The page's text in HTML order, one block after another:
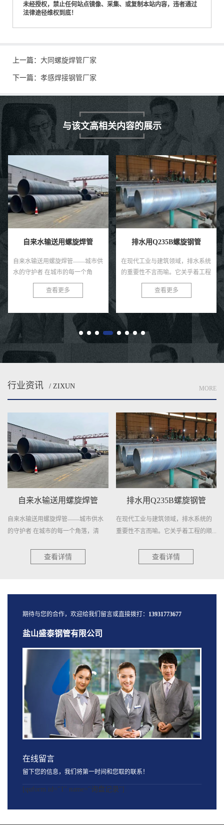
未经授权，禁止任何站点镜像、采集、或复制本站内容，违者通过
法律途径维权到底！
上一篇： 大同螺旋焊管厂家
下一篇： 孝感焊接钢管厂家
与该文高相关内容的展示
自来水输送用螺旋焊管
自来水输送用螺旋焊管——城市供
水的守护者 在城市的每一个角
落，清澈的自来水源源不断地流向
千家万户，这背后离不开一个默默
旋焊...
查看更多
排水用Q235B螺旋钢管
在现代工业与建筑领域，排水系统
的重要性不言而喻。它关乎着工程
的顺畅运行，也直接影响着环境的
质量与安全。在众多排水管材中，
势，...
查看更多
行业资讯 / ZIXUN MORE
自来水输送用螺旋焊管
自来水输送用螺旋焊管——城市供水
的守护者 在城市的每一个角落，清
查看详情
排水用Q235B螺旋钢管
在现代工业与建筑领域，排水系统的
重要性不言而喻。它关乎着工程的顺...
查看详情
期待与您的合作，欢迎给我们留言或直接拨打： 13931773677
盐山盛泰钢管有限公司
在线留言
留下您的信息，我们将第一时间和您取的联系！
[quform id="1" name="询盘记录"]